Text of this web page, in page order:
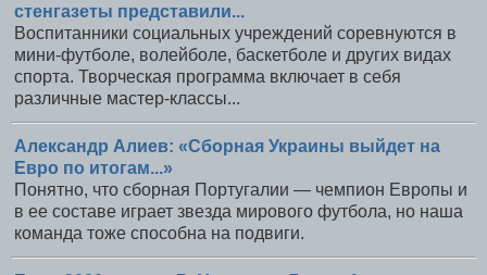
стенгазеты представили...
Воспитанники социальных учреждений соревнуются в
мини-футболе, волейболе, баскетболе и других видах
спорта. Творческая программа включает в себя
различные мастер-классы...
Александр Алиев: «Сборная Украины выйдет на
Евро по итогам...»
Понятно, что сборная Португалии — чемпион Европы и
в ее составе играет звезда мирового футбола, но наша
команда тоже способна на подвиги.